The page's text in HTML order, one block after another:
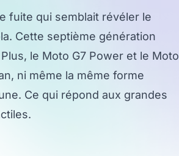
fuite qui semblait révéler le
Cette septième génération
le Moto G7 Power et le Moto
ni même la même forme
Ce qui répond aux grandes